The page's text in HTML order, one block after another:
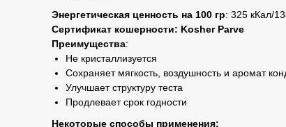
Энергетическая ценность на 100 гр: 325 кКал/
Сертификат кошерности: Kosher Parve
Преимущества:
Не кристаллизуется
Сохраняет мягкость, воздушность и аромат
Улучшает структуру теста
Продлевает срок годности
Некоторые способы применения: